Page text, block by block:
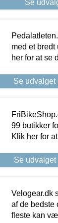
Se
med et
her for at se
Se udvalget
99 butikker
Klik her for
Se
Velogear.dk
af de bedste
fleste kan